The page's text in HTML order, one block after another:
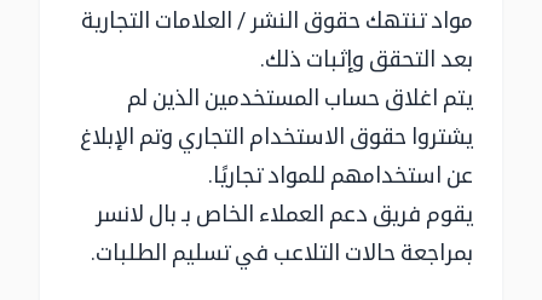
مواد تنتهك حقوق النشر / العلامات التجارية
بعد التحقق وإثبات ذلك.
يتم اغلاق حساب المستخدمين الذين لم
يشتروا حقوق الاستخدام التجاري وتم الإبلاغ
عن استخدامهم للمواد تجاريًا.
يقوم فريق دعم العملاء الخاص بـ بال لانسر
بمراجعة حالات التلاعب في تسليم الطلبات.